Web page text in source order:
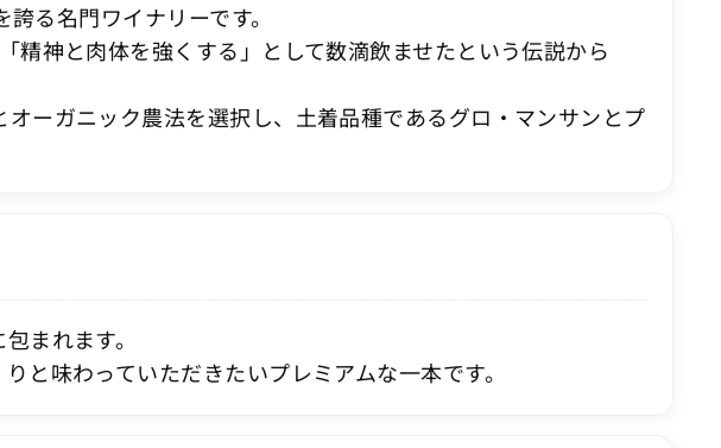
る名門ワイナリーです。
精神と肉体を強くする」として数滴飲ませたという伝説から
ーガニック農法を選択し、土着品種であるグロ・マンサンとプ
まれます。
と味わっていただきたいプレミアムな一本です。